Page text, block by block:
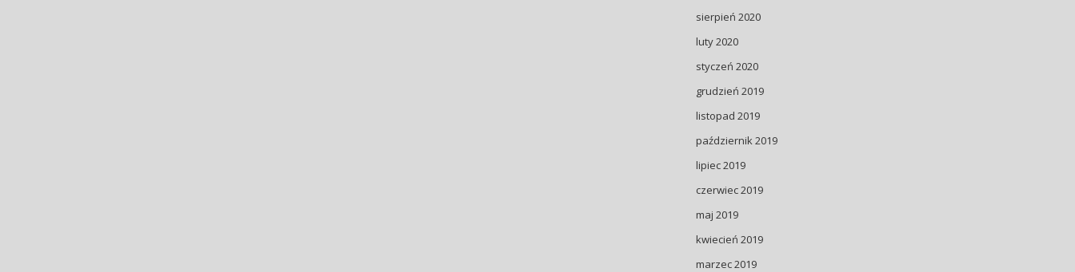
sierpień 2020
luty 2020
styczeń 2020
grudzień 2019
listopad 2019
październik 2019
lipiec 2019
czerwiec 2019
maj 2019
kwiecień 2019
marzec 2019